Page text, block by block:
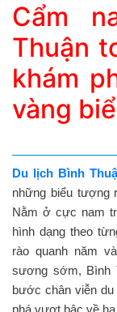
Cẩm
Thuận
khám
vàng
Du lịch Bình
những biểu tượng
Nằm ở cực nam
hình dạng theo
rào quanh năm
sương sớm, Bình
bước chân viễn